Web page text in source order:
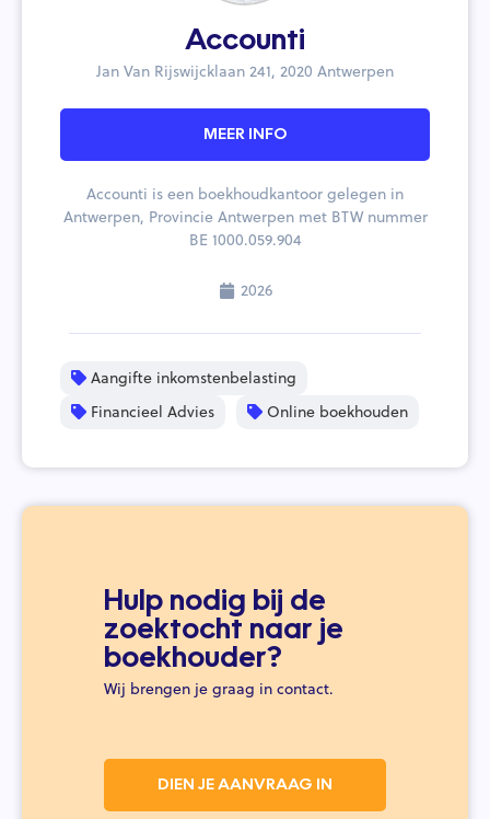
Accounti
Jan Van Rijswijcklaan 241, 2020 Antwerpen
MEER INFO
Accounti is een boekhoudkantoor gelegen in
Antwerpen, Provincie Antwerpen met BTW nummer
BE 1000.059.904
2026
Aangifte inkomstenbelasting
Financieel Advies
Online boekhouden
Hulp nodig bij de
zoektocht naar je
boekhouder?
Wij brengen je graag in contact.
DIEN JE AANVRAAG IN